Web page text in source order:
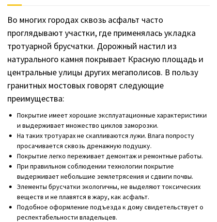
Во многих городах сквозь асфальт часто
проглядывают участки, где применялась укладка
тротуарной брусчатки. Дорожный настил из
натурального камня покрывает Красную площадь и
центральные улицы других мегаполисов. В пользу
гранитных мостовых говорят следующие
преимущества:
Покрытие имеет хорошие эксплуатационные характеристики
и выдерживает множество циклов заморозки.
На таких тротуарах не скапливаются лужи. Влага попросту
просачивается сквозь дренажную подушку.
Покрытие легко переживает демонтаж и ремонтные работы.
При правильном соблюдении технологии покрытие
выдерживает небольшие землетрясения и сдвиги почвы.
Элементы брусчатки экологичны, не выделяют токсических
веществ и не плавятся в жару, как асфальт.
Подобное оформление подъезда к дому свидетельствует о
респектабельности владельцев.